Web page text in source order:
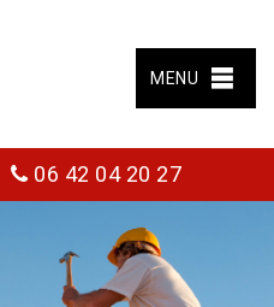
MENU
06 42 04 20 27